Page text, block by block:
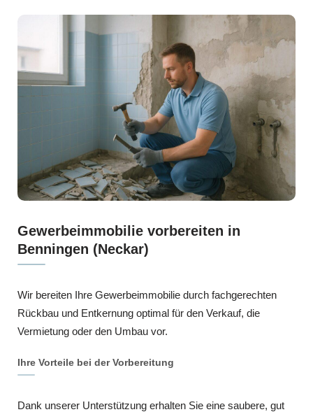
Gewerbeimmobilie vorbereiten in
Benningen (Neckar)
Wir bereiten Ihre Gewerbeimmobilie durch fachgerechten
Rückbau und Entkernung optimal für den Verkauf, die
Vermietung oder den Umbau vor.
Ihre Vorteile bei der Vorbereitung
Dank unserer Unterstützung erhalten Sie eine saubere, gut